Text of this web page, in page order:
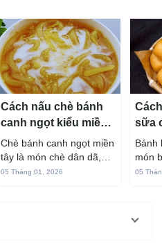
Cách nấu chè bánh
canh ngọt kiểu miền
Tây ngon chuẩn vị
Chè bánh canh ngọt miền
tây là món chè dân dã,
gắn liền với đời sống sinh
05 Tháng 01, 2026
sữa
hấp
Bánh
món
mùi
05